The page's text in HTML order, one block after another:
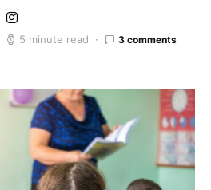
5 minute read 3 comments